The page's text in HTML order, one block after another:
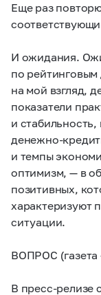
Еще раз
И ожидания.
по рейтинговым
на мой взгляд,
показатели
и
денежно-
и темпы
оптимизм, — в
позитивных,
характеризуют
ситуации.
ВОПРОС (газета
В пресс-релизе